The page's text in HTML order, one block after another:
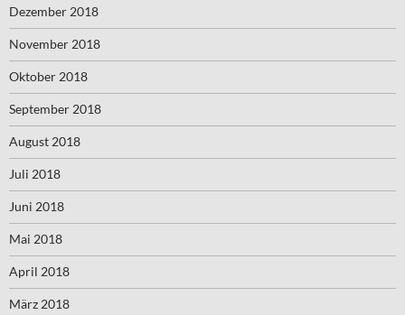
Dezember 2018
November 2018
Oktober 2018
September 2018
August 2018
Juli 2018
Juni 2018
Mai 2018
April 2018
März 2018